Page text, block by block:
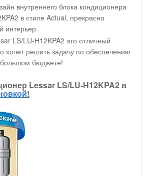
внутреннего блока кондиционера
в стиле Actual, прекрасно
интерьер.
LS/LU-H12KPA2 это отличный
хочет решить задачу по обеспечению
бюджете!
Lessar LS/LU-H12KPA2 в
!